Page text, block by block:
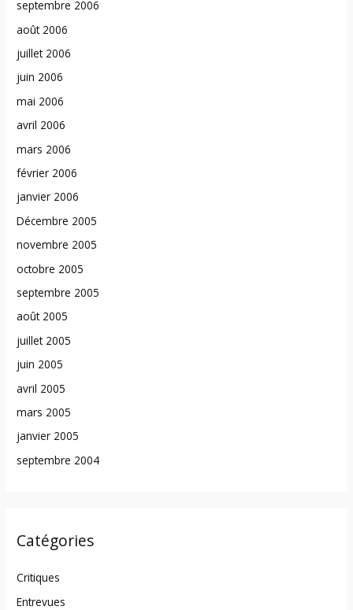
septembre 2006
août 2006
juillet 2006
juin 2006
mai 2006
avril 2006
mars 2006
février 2006
janvier 2006
Décembre 2005
novembre 2005
octobre 2005
septembre 2005
août 2005
juillet 2005
juin 2005
avril 2005
mars 2005
janvier 2005
septembre 2004
Catégories
Critiques
Entrevues